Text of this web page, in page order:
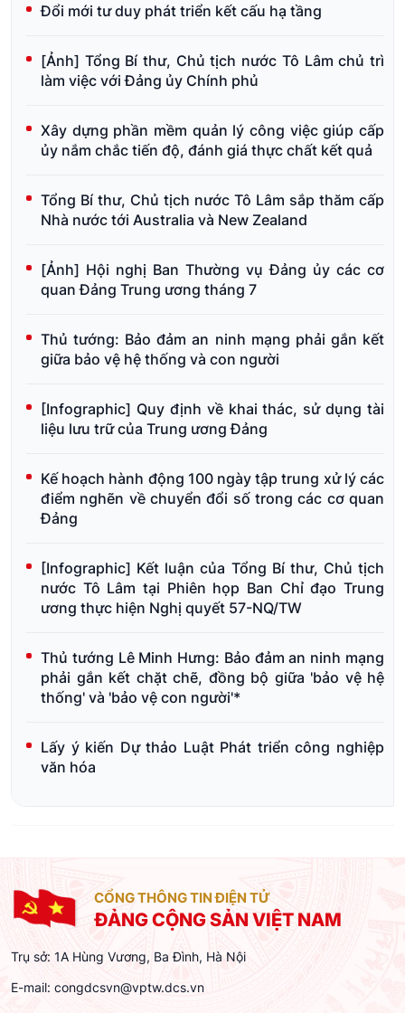
Đổi mới tư duy phát triển kết cấu hạ tầng
[Ảnh] Tổng Bí thư, Chủ tịch nước Tô Lâm chủ trì
làm việc với Đảng ủy Chính phủ
Xây dựng phần mềm quản lý công việc giúp cấp
ủy nắm chắc tiến độ, đánh giá thực chất kết quả
Tổng Bí thư, Chủ tịch nước Tô Lâm sắp thăm cấp
Nhà nước tới Australia và New Zealand
[Ảnh] Hội nghị Ban Thường vụ Đảng ủy các cơ
quan Đảng Trung ương tháng 7
Thủ tướng: Bảo đảm an ninh mạng phải gắn kết
giữa bảo vệ hệ thống và con người
[Infographic] Quy định về khai thác, sử dụng tài
liệu lưu trữ của Trung ương Đảng
Kế hoạch hành động 100 ngày tập trung xử lý các
điểm nghẽn về chuyển đổi số trong các cơ quan
Đảng
[Infographic] Kết luận của Tổng Bí thư, Chủ tịch
nước Tô Lâm tại Phiên họp Ban Chỉ đạo Trung
ương thực hiện Nghị quyết 57-NQ/TW
Thủ tướng Lê Minh Hưng: Bảo đảm an ninh mạng
phải gắn kết chặt chẽ, đồng bộ giữa 'bảo vệ hệ
thống' và 'bảo vệ con người'*
Lấy ý kiến Dự thảo Luật Phát triển công nghiệp
văn hóa
CỔNG THÔNG TIN ĐIỆN TỬ
ĐẢNG CỘNG SẢN VIỆT NAM
Trụ sở: 1A Hùng Vương, Ba Đình, Hà Nội
E-mail: congdcsvn@vptw.dcs.vn